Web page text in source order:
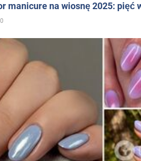
manicure na wiosnę 2025: pięć